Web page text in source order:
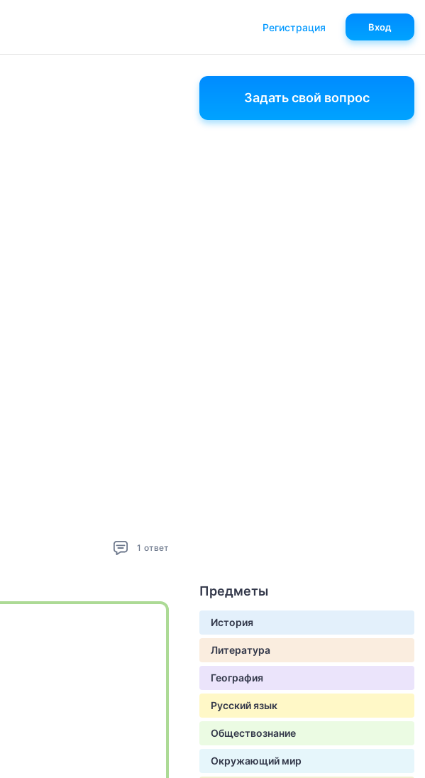
1 ответ
Задать свой вопрос
Предметы
История
Литература
География
Русский язык
Обществознание
Окружающий мир
Регистрация Вход